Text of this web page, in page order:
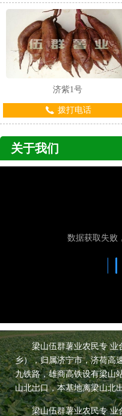
济紫1号
拨打电话
关于我们
梁山伍群薯业农民专 业合
乡），归属济宁市，济荷高
九铁路，雄商高铁设有梁山
山北岀口，本基地离梁山北
梁山伍群薯业农民专 业合